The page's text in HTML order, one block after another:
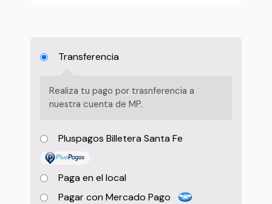
Transferencia
Realiza tu pago por trasnferencia a
nuestra cuenta de MP.
Pluspagos Billetera Santa Fe
Paga en el local
Pagar con Mercado Pago